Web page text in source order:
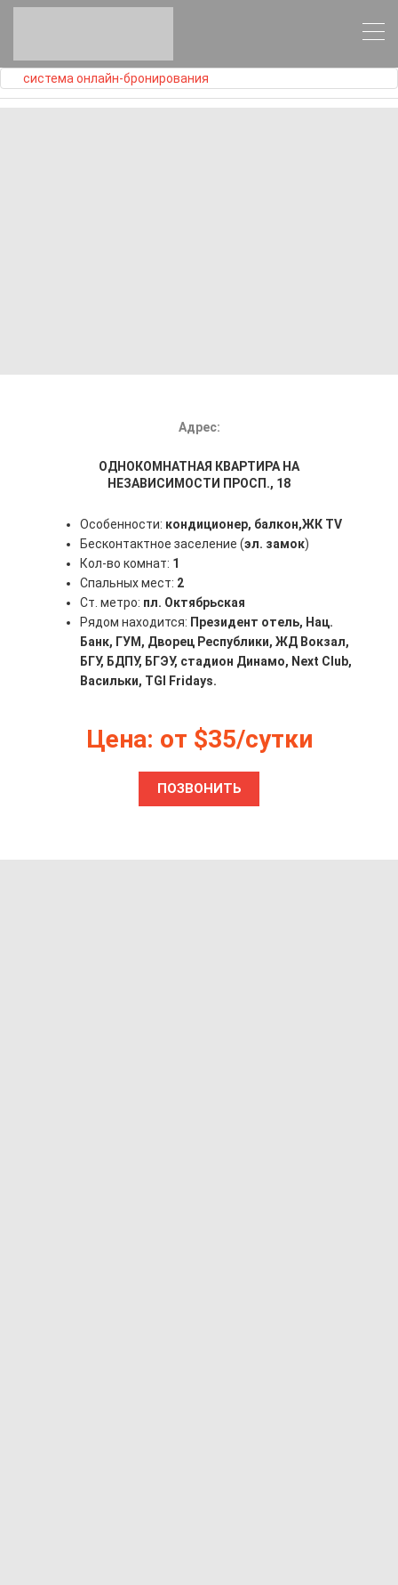
система онлайн-бронирования
Адрес:
ОДНОКОМНАТНАЯ КВАРТИРА НА
НЕЗАВИСИМОСТИ ПРОСП., 18
Особенности: кондиционер, балкон,ЖК TV
Бесконтактное заселение (эл. замок)
Кол-во комнат: 1
Спальных мест: 2
Ст. метро: пл. Октябрьская
Рядом находится: Президент отель, Нац.
Банк, ГУМ, Дворец Республики, ЖД Вокзал,
БГУ, БДПУ, БГЭУ, стадион Динамо, Next Club,
Васильки, TGI Fridays.
Цена: от $35/сутки
ПОЗВОНИТЬ